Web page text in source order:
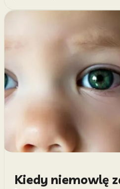
Kiedy niemowlę